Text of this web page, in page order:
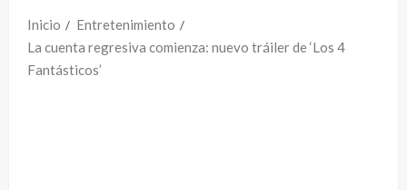
Inicio
Entretenimiento
La cuenta regresiva comienza: nuevo tráiler de ‘Los 4
Fantásticos’